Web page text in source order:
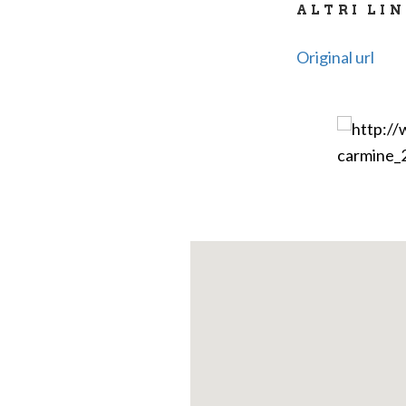
ALTRI
Original url